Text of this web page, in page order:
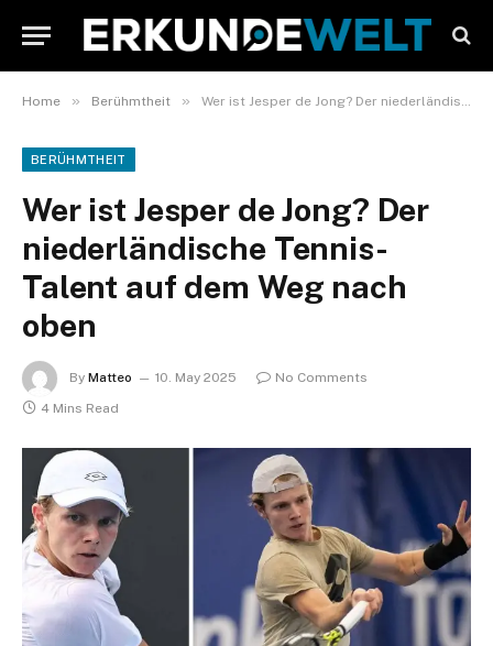
Home » Berühmtheit » Wer ist Jesper de Jong? Der niederländische Tennis-Talent auf dem Weg nach oben
BERÜHMTHEIT
Wer ist Jesper de Jong? Der
niederländische Tennis-
Talent auf dem Weg nach
oben
By Matteo 10. May 2025
No Comments
4 Mins Read